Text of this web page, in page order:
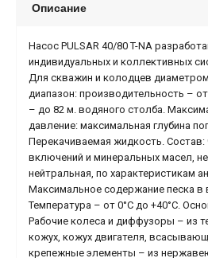
Описание
Насос PULSAR 40/80 T-NA
индивидуальных и коллективных
Для скважин и колодцев
диапазон: производительность –
– до 82 м. водяного столба.
давление: максимальная глубина
Перекачиваемая жидкость. Состав:
включений и минеральных масел,
нейтральная, по характеристикам
Максимальное содержание песка в
Температура – от 0°С до +40°С.
Рабочие колеса и диффузоры – из
кожух, кожух двигателя,
крепежные элементы – из